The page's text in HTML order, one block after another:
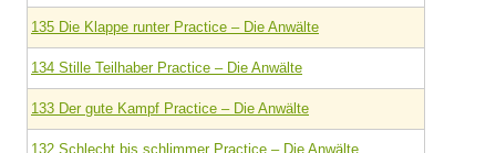
135 Die Klappe runter Practice – Die Anwälte
134 Stille Teilhaber Practice – Die Anwälte
133 Der gute Kampf Practice – Die Anwälte
132 Schlecht bis schlimmer Practice – Die Anwälte